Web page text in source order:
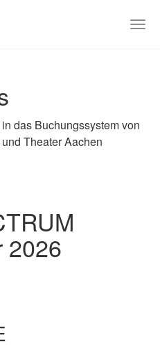
das Buchungssystem von
Theater Aachen
2026